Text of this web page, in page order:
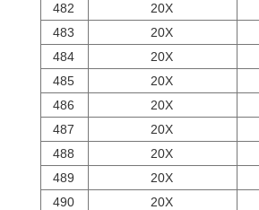
482
20Х
483
20Х
484
20Х
485
20Х
486
20Х
487
20Х
488
20Х
489
20Х
490
20Х